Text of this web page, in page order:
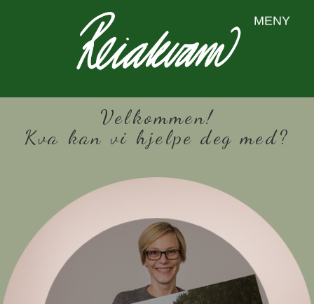
MENY
Velkommen!
Kva kan vi hjelpe deg med?